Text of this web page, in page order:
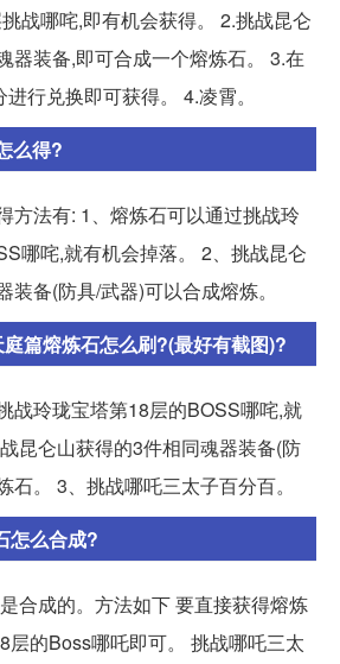
战哪咤,即有机会获得。 2.挑战昆仑
器装备,即可合成一个熔炼石。 3.在
行兑换即可获得。 4.凌霄。
么得?
方法有: 1、熔炼石可以通过挑战玲
哪咤,就有机会掉落。 2、挑战昆仑
装备(防具/武器)可以合成熔炼。
篇熔炼石怎么刷?(最好有截图)?
战玲珑宝塔第18层的BOSS哪咤,就
昆仑山获得的3件相同魂器装备(防
石。 3、挑战哪吒三太子百分百。
怎么合成?
合成的。方法如下 要直接获得熔炼
层的Boss哪吒即可。 挑战哪吒三太